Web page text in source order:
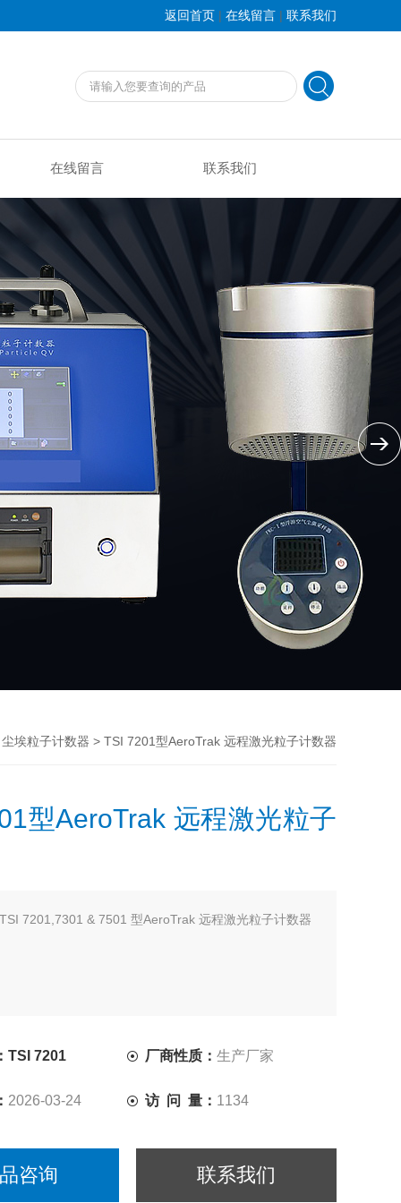
返回首页 | 在线留言 | 联系我们
在线留言 联系我们
尘埃粒子计数器 > TSI 7201型AeroTrak 远程激光粒子计数器
型AeroTrak 远程激光粒子
TSI 7201,7301 & 7501 型AeroTrak 远程激光粒子计数器
TSI 7201 厂商性质：生产厂家
2026-03-24 访 问 量： 1134
咨询 联系我们